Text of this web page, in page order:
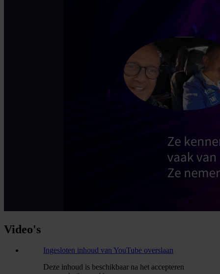
Video's
Ingesloten inhoud van YouTube overslaan
Deze inhoud is beschikbaar na het accepteren